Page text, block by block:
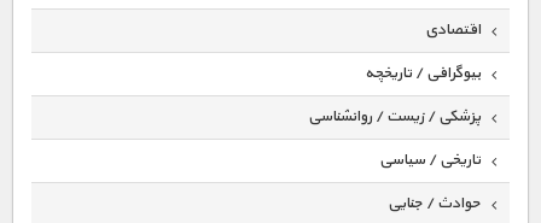
اقتصادی
بیوگرافی / تاریخچه
پزشکی / زیست / روانشناسی
تاریخی / سیاسی
حوادث / جنایی